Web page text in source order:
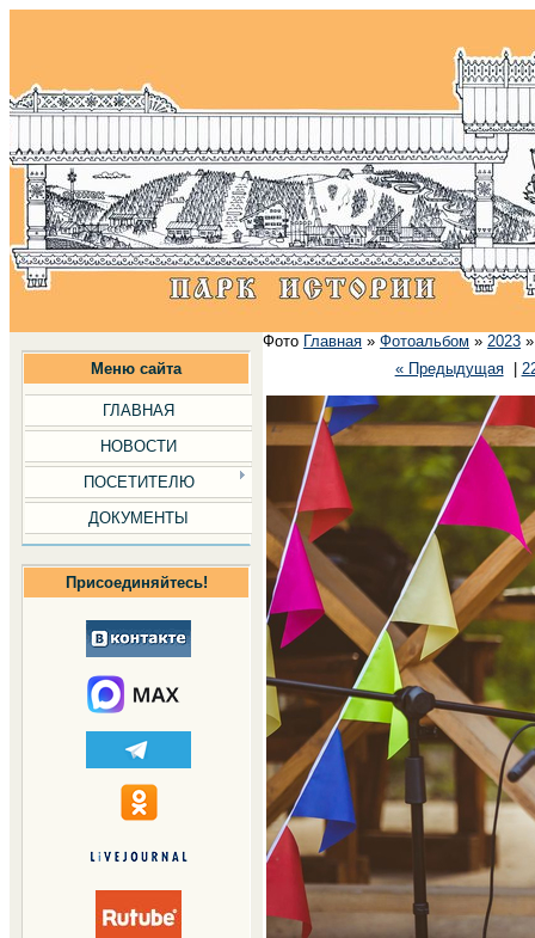
Меню сайта
ГЛАВНАЯ
НОВОСТИ
ПОСЕТИТЕЛЮ
ДОКУМЕНТЫ
Присоединяйтесь!
Фото Главная »Фотоальбом »2023
« Предыдущая|